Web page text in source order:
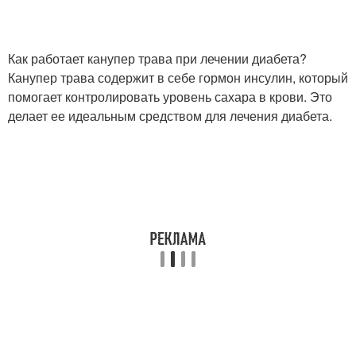
Как работает канупер трава при лечении диабета?
Канупер трава содержит в себе гормон инсулин, который
помогает контролировать уровень сахара в крови. Это
делает ее идеальным средством для лечения диабета.